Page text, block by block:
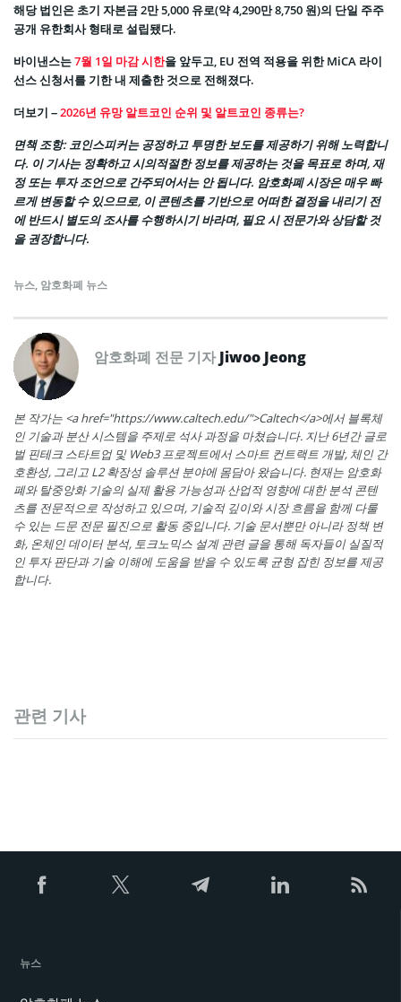
해당 법인은 초기 자본금 2만 5,000 유로(약 4,290만 8,750 원)의 단일 주주
공개 유한회사 형태로 설립됐다.
바이낸스는7월 1일 마감 시한을 앞두고, EU 전역 적용을 위한 MiCA 라이
선스 신청서를 기한 내 제출한 것으로 전해졌다.
더보기 –2026년 유망 알트코인 순위 및 알트코인 종류는?
면책 조항: 코인스피커는 공정하고 투명한 보도를 제공하기 위해 노력합니
다. 이 기사는 정확하고 시의적절한 정보를 제공하는 것을 목표로 하며, 재
정 또는 투자 조언으로 간주되어서는 안 됩니다. 암호화폐 시장은 매우 빠
르게 변동할 수 있으므로, 이 콘텐츠를 기반으로 어떠한 결정을 내리기 전
에 반드시 별도의 조사를 수행하시기 바라며, 필요 시 전문가와 상담할 것
을 권장합니다.
뉴스, 암호화폐 뉴스
암호화폐 전문 기자Jiwoo Jeong
본 작가는 <a href="https://www.caltech.edu/">Caltech</a>에서 블록체
인 기술과 분산 시스템을 주제로 석사 과정을 마쳤습니다. 지난 6년간 글로
벌 핀테크 스타트업 및 Web3 프로젝트에서 스마트 컨트랙트 개발, 체인 간
호환성, 그리고 L2 확장성 솔루션 분야에 몸담아 왔습니다. 현재는 암호화
폐와 탈중앙화 기술의 실제 활용 가능성과 산업적 영향에 대한 분석 콘텐
츠를 전문적으로 작성하고 있으며, 기술적 깊이와 시장 흐름을 함께 다룰
수 있는 드문 전문 필진으로 활동 중입니다. 기술 문서뿐만 아니라 정책 변
화, 온체인 데이터 분석, 토크노믹스 설계 관련 글을 통해 독자들이 실질적
인 투자 판단과 기술 이해에 도움을 받을 수 있도록 균형 잡힌 정보를 제공
합니다.
관련 기사
뉴스